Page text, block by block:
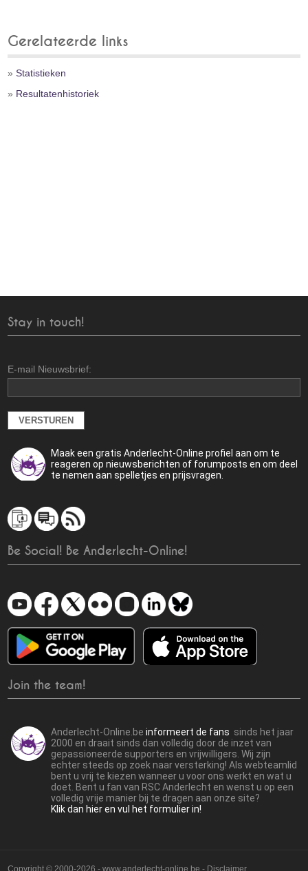
Gerelateerde links
»Statistieken
» Resultatenhistoriek
Stay in touch!
E-mail Nieuwsbrief:
Maak een gratis Anderlecht-Online profiel aan om te
reageren op nieuwsberichten of forumposts en om deel
te nemen aan spelletjes en prijsvragen.
Be Social! Be Anderlecht-Online!
Join the team!
Anderlecht-Online.beinformeert de fans sinds het jaar
2000 en draait sinds dan volledig door de inzet van
gepassioneerde supporters en vrijwilligers. Wij zijn
echter steeds op zoek naar versterking! Als webteamlid
bent u vrij te kiezen wanneer u voor ons werkt en wat u
doet. Bent u fan van RSC Anderlecht en wenst u op een
volledig vrije manier bij te dragen aan onze site?
Klik dan hier en vul het formulier in!